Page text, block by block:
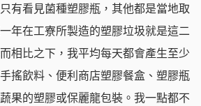
有看見菌種塑膠瓶，其他都是當地取
年在工寮所製造的塑膠垃圾就是這二
相比之下，我平均每天都會產生至少
搖飲料、便利商店塑膠餐盒、塑膠瓶
果的塑膠或保麗龍包裝。我一點都不